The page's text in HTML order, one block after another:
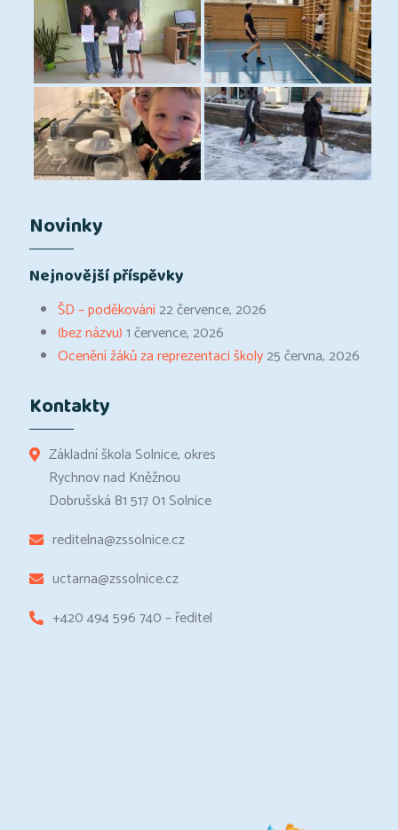
Novinky
Nejnovější příspěvky
ŠD – poděkování22 července, 2026
(bez názvu)1 července, 2026
Ocenění žáků za reprezentaci školy25 června, 2026
Kontakty
Základní škola Solnice, okres
Rychnov nad Kněžnou
Dobrušská 81 517 01 Solnice
reditelna@zssolnice.cz
uctarna@zssolnice.cz
+420 494 596 740 – ředitel